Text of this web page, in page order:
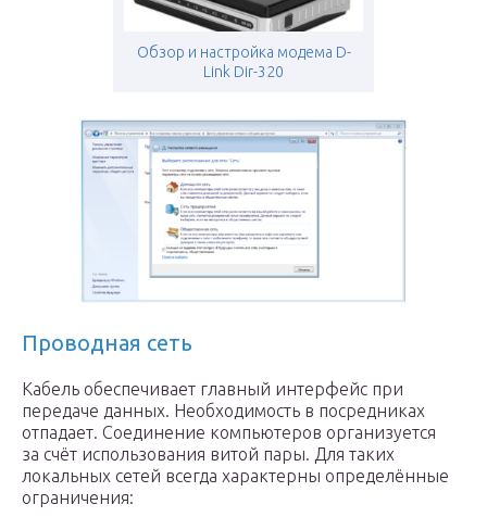
Обзор и настройка модема D-
Link Dir-320
Проводная сеть
Кабель обеспечивает главный интерфейс при
передаче данных. Необходимость в посредниках
отпадает. Соединение компьютеров организуется
за счёт использования витой пары. Для таких
локальных сетей всегда характерны определённые
ограничения: